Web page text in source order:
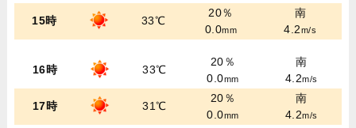
15時 33℃
20％
0.0mm
南
4.2m/s
16時 33℃
20％
0.0mm
南
4.2m/s
17時 31℃
20％
0.0mm
南
4.2m/s